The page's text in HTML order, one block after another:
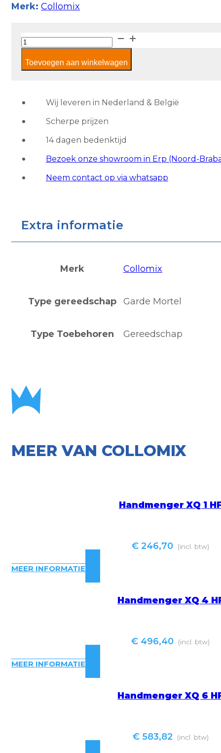
Merk: Collomix
Mengstaaf
KR
120
Toevoegen aan winkelwagen
Wij leveren in Nederland & België
Scherpe prijzen
14 dagen bedenktijd
Bezoek onze showroom in Erp (Noord-
Neem contact op via whatsapp
Extra informatie
Merk Collomix
Type gereedschap Garde Mortel
Type Toebehoren Gereedschap
MEER VAN COLLOMIX
Handmenger XQ 1
€ 246,70 (incl. btw)
MEER INFORMATIE
Handmenger XQ 4
€ 496,40 (incl. btw)
MEER INFORMATIE
Handmenger XQ 6
€583,82 (incl. btw)